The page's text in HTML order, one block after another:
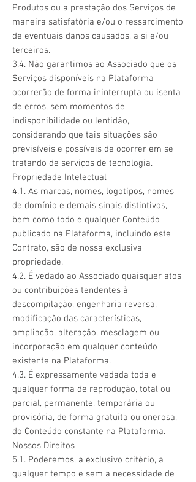
Produtos ou a prestação dos Serviços de
maneira satisfatória e/ou o ressarcimento
de eventuais danos causados, a si e/ou
terceiros.
3.4. Não garantimos ao Associado que os
Serviços disponíveis na Plataforma
ocorrerão de forma ininterrupta ou isenta
de erros, sem momentos de
indisponibilidade ou lentidão,
considerando que tais situações são
previsíveis e possíveis de ocorrer em se
tratando de serviços de tecnologia.
Propriedade Intelectual
4.1. As marcas, nomes, logotipos, nomes
de domínio e demais sinais distintivos,
bem como todo e qualquer Conteúdo
publicado na Plataforma, incluindo este
Contrato, são de nossa exclusiva
propriedade.
4.2. É vedado ao Associado quaisquer atos
ou contribuições tendentes à
descompilação, engenharia reversa,
modificação das características,
ampliação, alteração, mesclagem ou
incorporação em qualquer conteúdo
existente na Plataforma.
4.3. É expressamente vedada toda e
qualquer forma de reprodução, total ou
parcial, permanente, temporária ou
provisória, de forma gratuita ou onerosa,
do Conteúdo constante na Plataforma.
Nossos Direitos
5.1. Poderemos, a exclusivo critério, a
qualquer tempo e sem a necessidade de